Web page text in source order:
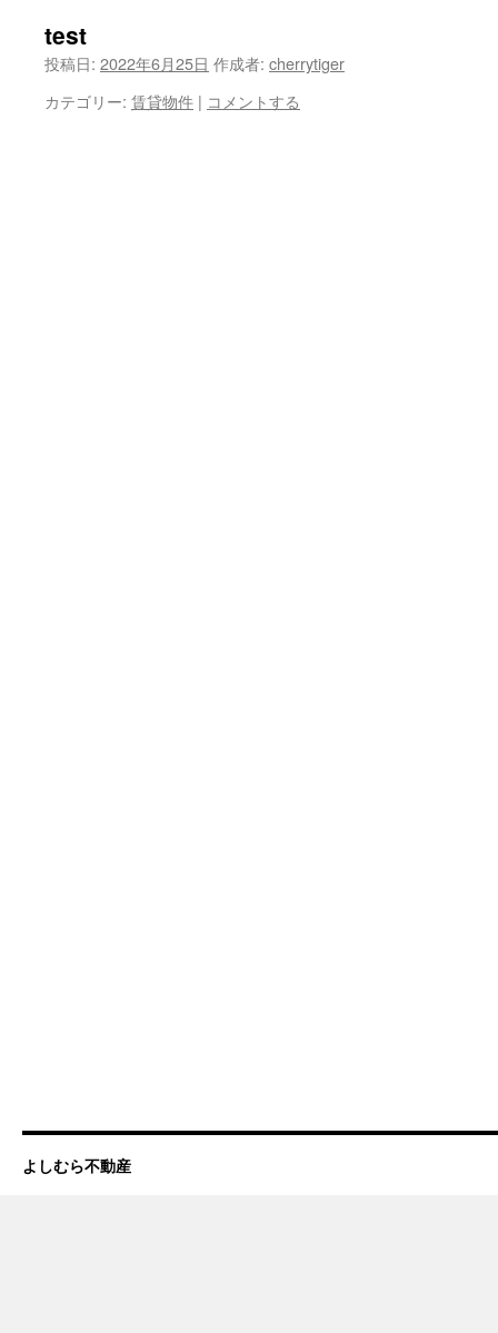
ッ
プ
test
投稿日: 2022年6月25日 作成者: cherrytiger
カテゴリー: 賃貸物件 | コメントする
よしむら不動産